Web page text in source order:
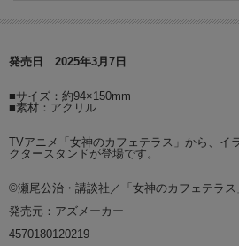
発売日 2025年3月7日
■サイズ：約94×150mm
■素材：アクリル
TVアニメ「女神のカフェテラス」から、イ
クタースタンドが登場です。
©瀬尾公治・講談社／「女神のカフェテラ
発売元：アズメーカー
4570180120219